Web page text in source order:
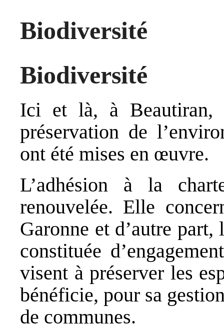
Biodiversité
Biodiversité
Ici et là, à Beautiran,
préservation de
ont été mises en œuvre.
L’adhésion à la
renouvelée. Elle
Garonne et d’autre
constituée
visent à préserver les
bénéficie, pour sa
de communes.